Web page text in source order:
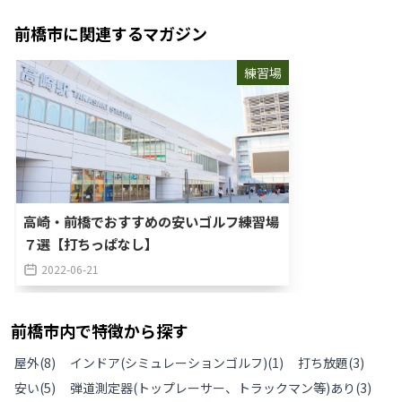
前橋市に関連するマガジン
練習場
高崎・前橋でおすすめの安いゴルフ練習場
７選【打ちっぱなし】
2022-06-21
前橋市内で特徴から探す
屋外(8) インドア(シミュレーションゴルフ)(1) 打ち放題(3)
安い(5) 弾道測定器(トップレーサー、トラックマン等)あり (3)